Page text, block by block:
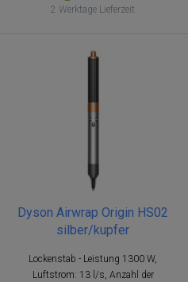
2 Werktage Lieferzeit
Dyson Airwrap Origin HS02
silber/kupfer
Lockenstab - Leistung 1300 W,
Luftstrom: 13 l/s, Anzahl der